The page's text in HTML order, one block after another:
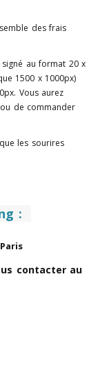
des frais
signé au format 20 x
1500 x 1000px)
Vous aurez
de commander
les sourires
:
contacter au